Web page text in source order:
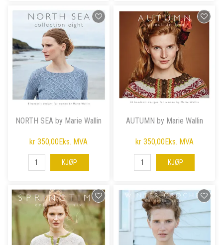
NORTH SEA by Marie Wallin
kr 350,00Eks. MVA
KJØP
AUTUMN by Marie Wallin
kr 350,00Eks. MVA
KJØP